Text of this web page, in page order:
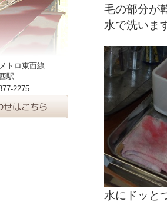
トロ東西線
駅
2275
毛の部分が
水で洗いま
水にドッと